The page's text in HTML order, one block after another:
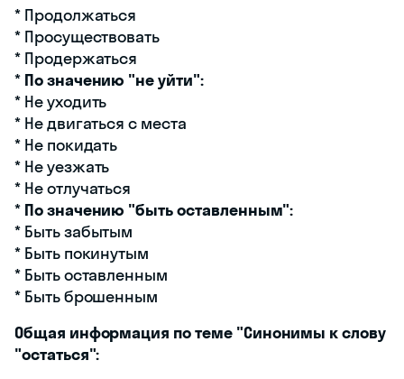
* Продолжаться
* Просуществовать
* Продержаться
* По значению "не уйти":
* Не уходить
* Не двигаться с места
* Не покидать
* Не уезжать
* Не отлучаться
* По значению "быть оставленным":
* Быть забытым
* Быть покинутым
* Быть оставленным
* Быть брошенным
Общая информация по теме "Синонимы к слову
"остаться":